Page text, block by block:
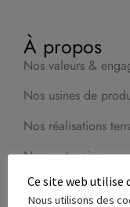
À propos
Nos valeurs &
Nos usines de
Nos réalisations
Nos partenaires
France Reval recrute
Ce site web utilise
Nous utilisons des